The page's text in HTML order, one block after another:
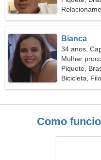
Bianca
34 anos,
Mulher
Piquete,
Bicicleta,
Como